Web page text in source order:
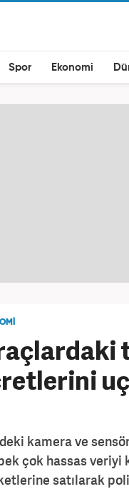
Spor Ekonomi
kamera ve
çok hassas veriyi
satılarak